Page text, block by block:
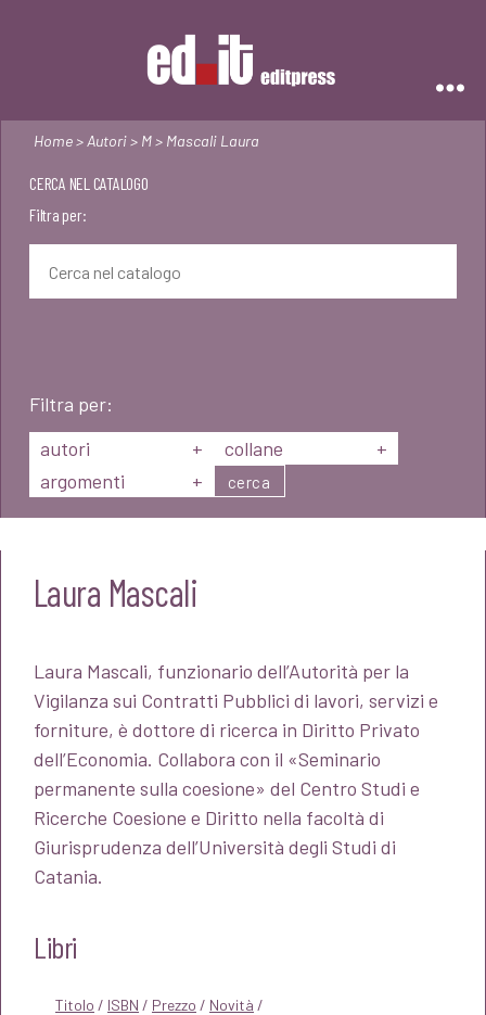
Home> Autori> M> Mascali Laura
CERCA NEL CATALOGO
Filtra per:
Filtra per:
autori
+ collane
+
argomenti
+ cerca
Laura Mascali
Laura Mascali, funzionario dell’Autorità per la
Vigilanza sui Contratti Pubblici di lavori, servizi e
forniture, è dottore di ricerca in Diritto Privato
dell’Economia. Collabora con il «Seminario
permanente sulla coesione» del Centro Studi e
Ricerche Coesione e Diritto nella facoltà di
Giurisprudenza dell’Università degli Studi di
Catania.
Libri
Titolo / ISBN / Prezzo / Novità /